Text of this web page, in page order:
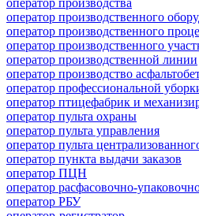
оператор производственного
оператор производственного
оператор производственного
оператор производственной линии
оператор производство
оператор профессиональной
оператор птицефабрик и
оператор пульта охраны
оператор пульта управления
оператор пульта
оператор пункта выдачи заказов
оператор ПЦН
оператор расфасовочно-
оператор РБУ